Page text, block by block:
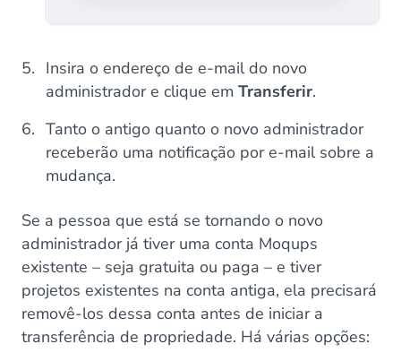
Insira o endereço de e-mail do novo
administrador e clique em Transferir.
Tanto o antigo quanto o novo administrador
receberão uma notificação por e-mail sobre a
mudança.
Se a pessoa que está se tornando o novo
administrador já tiver uma conta Moqups
existente – seja gratuita ou paga – e tiver
projetos existentes na conta antiga, ela precisará
removê-los dessa conta antes de iniciar a
transferência de propriedade. Há várias opções: